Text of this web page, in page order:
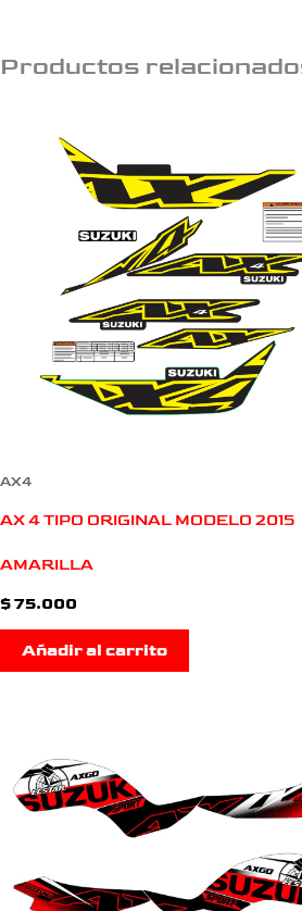
Productos
AX4
AX 4 TIPO ORIGINAL MODELO 2015
AMARILLA
$75.000
Añadir al carrito